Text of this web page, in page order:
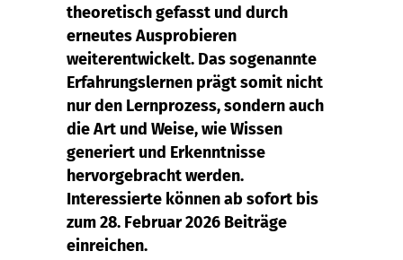
theoretisch gefasst und durch
erneutes Ausprobieren
weiterentwickelt. Das sogenannte
Erfahrungslernen prägt somit nicht
nur den Lernprozess, sondern auch
die Art und Weise, wie Wissen
generiert und Erkenntnisse
hervorgebracht werden.
Interessierte können ab sofort bis
zum 28. Februar 2026 Beiträge
einreichen.